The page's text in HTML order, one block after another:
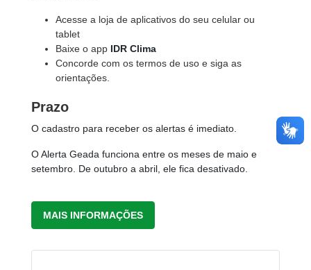
Acesse a loja de aplicativos do seu celular ou
tablet
Baixe o app IDR Clima
Concorde com os termos de uso e siga as
orientações.
Prazo
O cadastro para receber os alertas é imediato.
O Alerta Geada funciona entre os meses de maio e
setembro. De outubro a abril, ele fica desativado.
MAIS INFORMAÇÕES